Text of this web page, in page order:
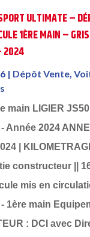
ULTIMATE –
1ÈRE MAIN – GRIS
2024
| Dépôt Vente,
main LIGIER
Année 2024
|
constructeur ||
mis en
- 1ère main
: DCI avec